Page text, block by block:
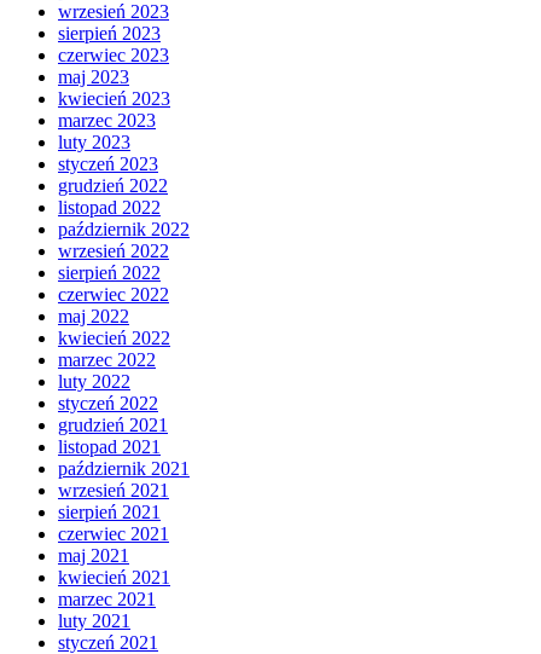
wrzesień 2023
sierpień 2023
czerwiec 2023
maj 2023
kwiecień 2023
marzec 2023
luty 2023
styczeń 2023
grudzień 2022
listopad 2022
październik 2022
wrzesień 2022
sierpień 2022
czerwiec 2022
maj 2022
kwiecień 2022
marzec 2022
luty 2022
styczeń 2022
grudzień 2021
listopad 2021
październik 2021
wrzesień 2021
sierpień 2021
czerwiec 2021
maj 2021
kwiecień 2021
marzec 2021
luty 2021
styczeń 2021